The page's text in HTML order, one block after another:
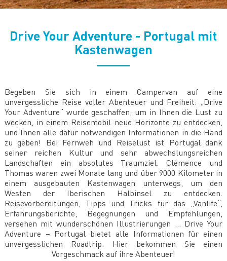
Drive Your Adventure - Portugal mit
Kastenwagen
Begeben Sie sich in einem Campervan auf eine
unvergessliche Reise voller Abenteuer und Freiheit: „Drive
Your Adventure“ wurde geschaffen, um in Ihnen die Lust zu
wecken, in einem Reisemobil neue Horizonte zu entdecken,
und Ihnen alle dafür notwendigen Informationen in die Hand
zu geben! Bei Fernweh und Reiselust ist Portugal dank
seiner reichen Kultur und sehr abwechslungsreichen
Landschaften ein absolutes Traumziel. Clémence und
Thomas waren zwei Monate lang und über 9000 Kilometer in
einem ausgebauten Kastenwagen unterwegs, um den
Westen der Iberischen Halbinsel zu entdecken.
Reisevorbereitungen, Tipps und Tricks für das „Vanlife“,
Erfahrungsberichte, Begegnungen und Empfehlungen,
versehen mit wunderschönen Illustrierungen ... Drive Your
Adventure – Portugal bietet alle Informationen für einen
unvergesslichen Roadtrip. Hier bekommen Sie einen
Vorgeschmack auf ihre Abenteuer!